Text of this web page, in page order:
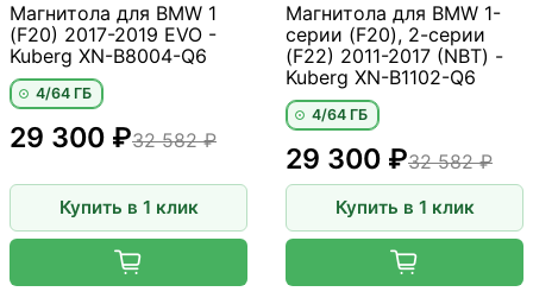
Магнитола для BMW 1
(F20) 2017-2019 EVO -
Kuberg XN-B8004-Q6
4/64 ГБ
32 582 ₽
29 300 ₽
Купить в 1 клик
Магнитола для BMW 1-
серии (F20), 2-серии
(F22) 2011-2017 (NBT) -
Kuberg XN-B1102-Q6
4/64 ГБ
32 582 ₽
29 300 ₽
Купить в 1 клик